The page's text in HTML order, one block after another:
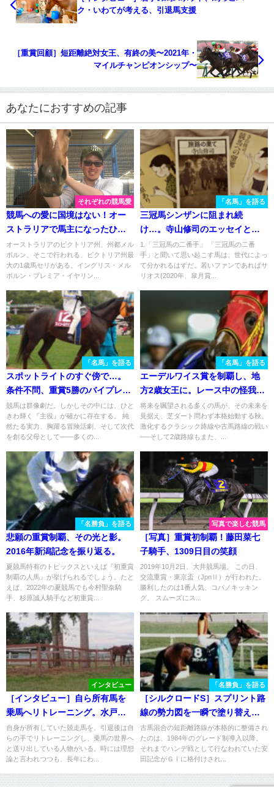
ク・いわてが考える、引退馬支援
［重賞回顧］短距離絶対女王、有終の美〜2021年・
マイルチャンピオンシップ〜
あなたにおすすめの記事
それぞれの競馬愛
競馬への愛に国境はない！オー
ストラリアで馬主になったひと
りの若き青年のお話
オーストラリアのビクトリア州、州都メル
ボルン。そこで行われる、ビクトリア州最
大の1歳馬セリがある。イングリス・メル
ボルン・プレミア・イヤリン...
「名馬」を語る
三冠馬シンザンに阻まれ続
け…。寺山修司のエッセイと振
り返る「元祖二番手」ウメノチ
カラの馬生
1.「三冠馬の二番手」 「三冠馬の二番
手」と聞いて思い起こす馬は、世代によっ
て分かれるはずだ。若いファンであればサ
リオス(2020年、皐月賞...
「名馬」を語る
スポットライトのすぐ傍で…。
条件不問、重賞5勝のバイプレイ
ヤー、マイソールサウンドの走
りを振り返る
競馬は群像劇だ。しかしその中には、ひと
きわ輝く『主役』が確かに存在する。 純
然たる実力、胸躍る冒険活劇、そして次代
を創る父母として――多くの...
「名馬」を語る
エーデルワイス賞を制覇し、地
方2歳女王に。レース中の怪我で
この世を去った悲運の実力派、
アークヴィグラスの思い出
将来を嘱望される多くの馬が、その未来を
見据え、芝ダート問わず本格始動する秋。
激化するクラシック路線や古馬路線の戦い
──そして2歳路線もまた、...
「名勝負」を語る
悲願の重賞制覇、その光と影。
2016年新潟記念を振り返る。
夏競馬特有のトピックスといえば『初重賞
制覇の人馬』が挙げられるでしょう。たと
えば、2022年の夏競馬でも今村聖奈騎
手、杉原誠人騎手など初重賞...
写真で楽しむ競馬
［写真］重賞初制覇！藤田菜七
子騎手、1309日目の笑顔
2019年10月2日、大井競馬場。 この日、
交流重賞・東京盃（JpnⅡ）が行われた。
勝利したのは1番人気、コパノキッキン
グ。 スムーズにス...
インタビュー
［インタビュー］自ら所有馬を
乗馬へリトレーニング。水戸乗
馬クラブ・谷正之さんの抱く想
い。
自身が所有していた競走馬を、引退後は自
らの手でリトレーニングし、乗馬の世界へ
と送り出している人物がいる。時には理想
論と言われつつも、長年にわ...
「名勝負」を語る
［シルクロードS］スプリント路
線の勢力図を一瞬で塗り替え
た、一輪の花 - 1996年・フラワ
ーパーク
古馬混合の短距離路線が本格的に整備され
たのは、1984年のグレード制導入以降。
それまでハンデ戦として行なわれていた安
田記念がＧＩに格付けされ...